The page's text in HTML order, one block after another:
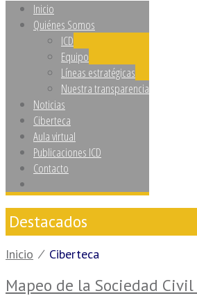
Inicio
Quiénes Somos
ICD
Equipo
Líneas estratégicas
Nuestra transparencia
Noticias
Ciberteca
Aula virtual
Publicaciones ICD
Contacto
Destacados
Inicio ⁄ Ciberteca
Mapeo de la Sociedad